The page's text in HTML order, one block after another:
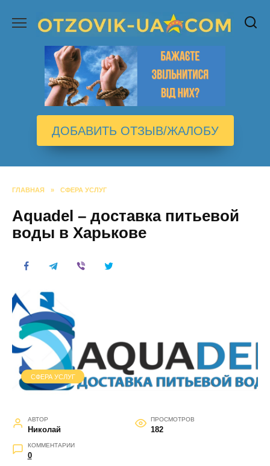
содержанию
ДОБАВИТЬ ОТЗЫВ/ЖАЛОБУ
ГЛАВНАЯ » СФЕРА УСЛУГ
Aquadel – доставка питьевой
воды в Харькове
СФЕРА УСЛУГ
АВТОР
Николай
ПРОСМОТРОВ
182
КОММЕНТАРИИ
0